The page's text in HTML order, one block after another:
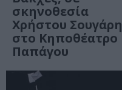
σκηνοθεσία
Χρήστου Σουγάρη
στο Κηποθέατρο
Παπάγου